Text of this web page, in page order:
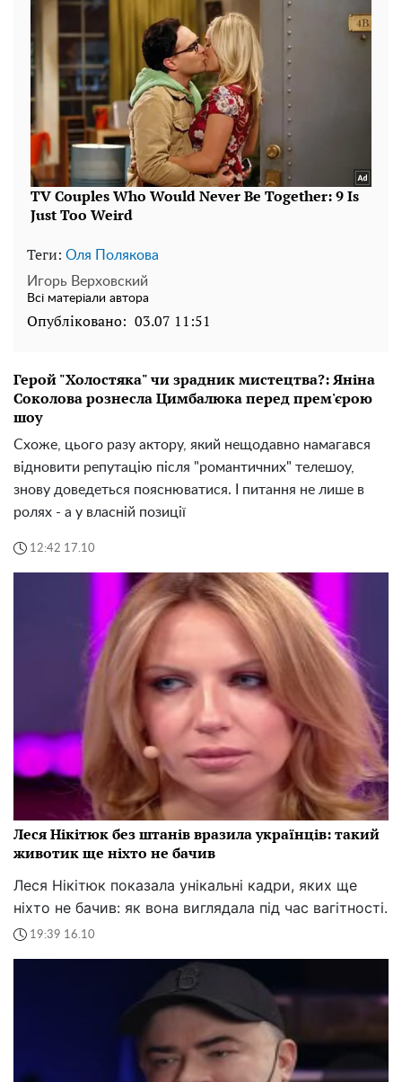
Теги: Оля Полякова
Игорь Верховский
Всі матеріали автора
Опубліковано: 03.07 11:51
Герой "Холостяка" чи зрадник мистецтва?: Яніна
Соколова рознесла Цимбалюка перед прем'єрою
шоу
Схоже, цього разу актору, який нещодавно намагався
відновити репутацію після "романтичних" телешоу,
знову доведеться пояснюватися. І питання не лише в
ролях - а у власній позиції
12:42 17.10
Леся Нікітюк без штанів вразила українців: такий
животик ще ніхто не бачив
Леся Нікітюк показала унікальні кадри, яких ще
ніхто не бачив: як вона виглядала під час вагітності.
19:39 16.10